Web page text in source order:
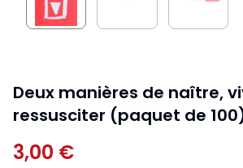
Deux manières de naître,
ressusciter (paquet de
3,00 €